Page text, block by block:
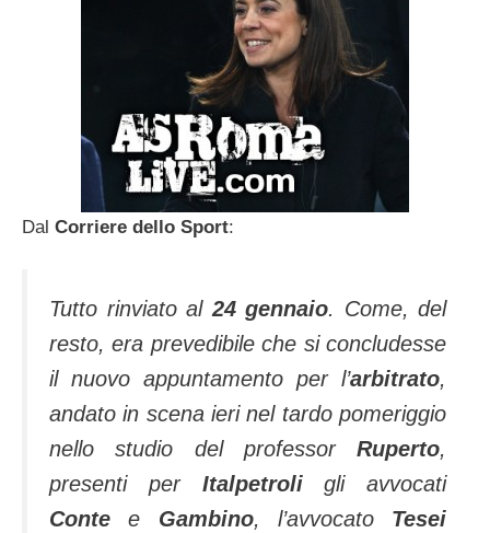
Dal Corriere dello Sport:
Tutto rinviato al24 gennaio. Come, del
resto, era prevedibile che si concludesse
il nuovo appuntamento per l’arbitrato,
andato in scena ieri nel tardo pomeriggio
nello studio del professor Ruperto,
presenti per Italpetroligli avvocati
Contee Gambino, l’avvocato Tesei